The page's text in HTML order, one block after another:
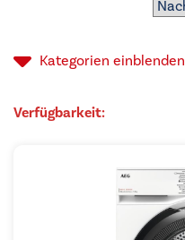
Kategorien einblenden
Verfügbarkeit: